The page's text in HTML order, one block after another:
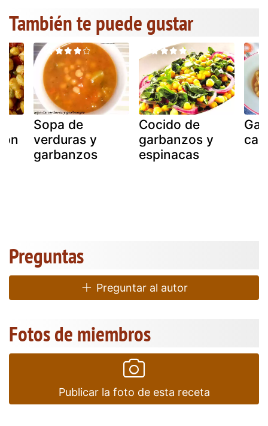
También te puede gustar
Sopa de
verduras y
garbanzos
Cocido de
garbanzos y
espinacas
Preguntas
Preguntar al autor
Fotos de miembros
Publicar la foto de esta receta